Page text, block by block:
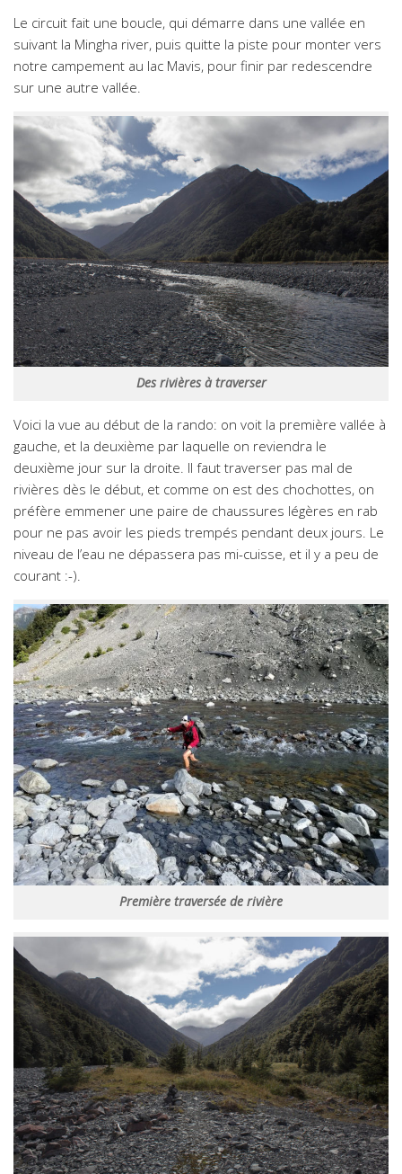
Le circuit fait une boucle, qui démarre dans une vallée en
suivant la Mingha river, puis quitte la piste pour monter vers
notre campement au lac Mavis, pour finir par redescendre
sur une autre vallée.
Des rivières à traverser
Voici la vue au début de la rando: on voit la première vallée à
gauche, et la deuxième par laquelle on reviendra le
deuxième jour sur la droite. Il faut traverser pas mal de
rivières dès le début, et comme on est des chochottes, on
préfère emmener une paire de chaussures légères en rab
pour ne pas avoir les pieds trempés pendant deux jours. Le
niveau de l’eau ne dépassera pas mi-cuisse, et il y a peu de
courant :-).
Première traversée de rivière